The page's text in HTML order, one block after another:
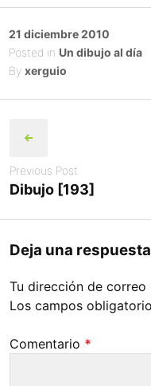
Posted
on
21 diciembre 2010
Posted in Un dibujo al día
By xerguio
navigation
Previous Post
Dibujo [193]
Deja una respuesta
Tu dirección de
Los campos
Comentario *